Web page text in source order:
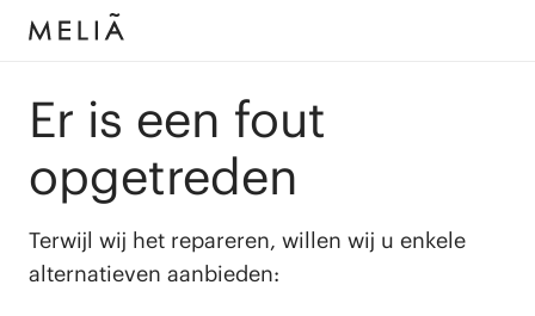
Er is een fout
opgetreden
Terwijl wij het repareren, willen wij u enkele
alternatieven aanbieden: